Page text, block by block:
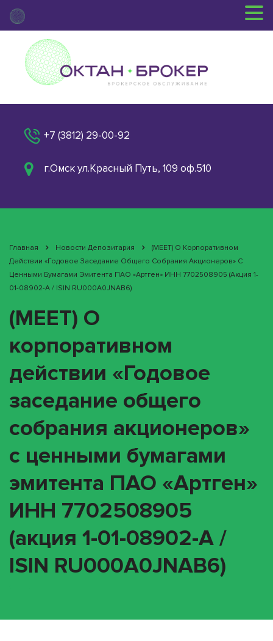
+7 (3812) 29-00-92
г.Омск ул.Красный Путь, 109 оф.510
Главная Новости Депозитария
(MEET) О Корпоративном
Действии «Годовое Заседание Общего Собрания Акционеров» С
Ценными Бумагами Эмитента ПАО «Артген» ИНН 7702508905 (акция 1-
01-08902-A / ISIN RU000A0JNAB6)
(MEET) О
корпоративном
действии «Годовое
заседание общего
собрания акционеров»
с ценными бумагами
эмитента ПАО «Артген»
ИНН 7702508905
(акция 1-01-08902-A /
ISIN RU000A0JNAB6)